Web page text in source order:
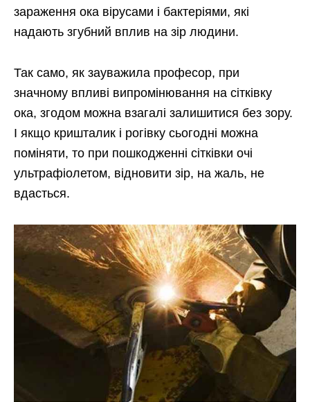
зараження ока вірусами і бактеріями, які
надають згубний вплив на зір людини.
Так само, як зауважила професор, при
значному впливі випромінювання на сітківку
ока, згодом можна взагалі залишитися без зору.
І якщо кришталик і рогівку сьогодні можна
поміняти, то при пошкодженні сітківки очі
ультрафіолетом, відновити зір, на жаль, не
вдасться.